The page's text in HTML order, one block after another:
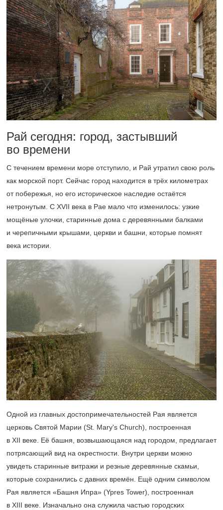
Рай сегодня: город, застывший
во времени
С течением времени море отступило, и Рай утратил свою роль
как морской порт. Сейчас город находится в трёх километрах
от побережья, но его историческое наследие остаётся
нетронутым. С XVII века в Рае мало что изменилось: узкие
мощёные улочки, старинные дома с деревянными балками
и черепичными крышами, церкви и башни, которые помнят
века истории.
Одной из главных достопримечательностей Рая является
церковь Святой Марии (St. Mary's Church), построенная
в XII веке. Её башня, возвышающаяся над городом, предлагает
потрясающий вид на окрестности. Внутри церкви можно
увидеть старинные витражи и резные деревянные скамьи,
которые сохранились с давних времён. Ещё одним символом
Рая является «Башня Ипра» (Ypres Tower), построенная
в XIII веке. Изначально она служила частью городских